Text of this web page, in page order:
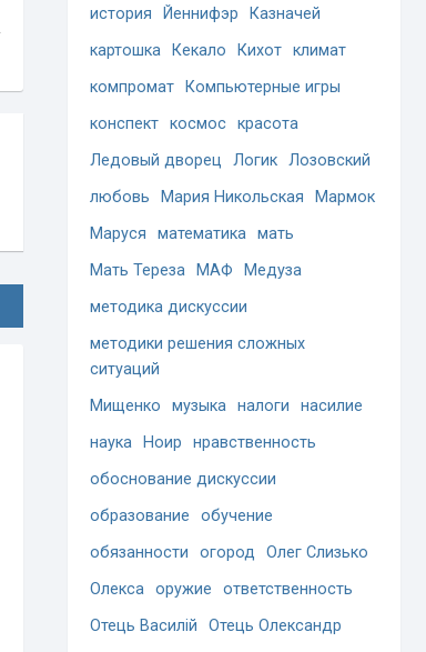
история
Йеннифэр
Казначей
картошка
Кекало Кихот климат
компромат
Компьютерные игры
конспект космос красота
Ледовый дворец
Логик Лозовский
любовь
Мария Никольская
Мармок
Маруся
математика мать
Мать Тереза
МАФ
Медуза
методика дискуссии
методики решения сложных
ситуаций
Мищенко
музыка налоги
насилие
наука
Ноир
нравственность
обоснование дискуссии
образование
обучение
обязанности
огород
Олег Слизько
Олекса оружие
ответственность
Отець Василій
Отець Олександр